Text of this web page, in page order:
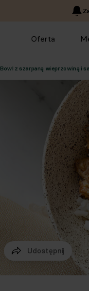
Oferta
Bowl z szarpaną wieprzowiną i
Udostępnij